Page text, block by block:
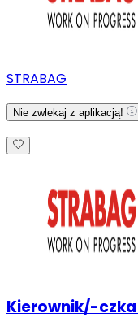
STRABAG
Nie zwlekaj z aplikacją!
Kierownik/-